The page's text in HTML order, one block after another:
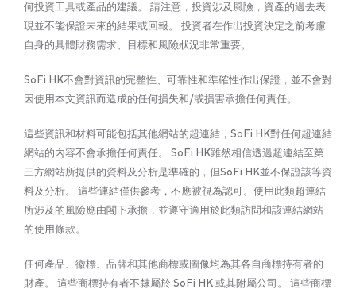
何投資工具或產品的建議。 請注意，投資涉及風險，資產的過去表
現並不能保證未來的結果或回報。 投資者在作出投資決定之前考慮
自身的具體財務需求、目標和風險狀況非常重要。
SoFi HK不會對資訊的完整性、可靠性和準確性作出保證，並不會對
因使用本文資訊而造成的任何損失和/或損害承擔任何責任。
這些資訊和材料可能包括其他網站的超連結，SoFi HK對任何超連結
網站的內容不會承擔任何責任。 SoFi HK雖然相信透過超連結至第
三方網站所提供的資料及分析是準確的，但SoFi HK並不保證該等資
料及分析。 這些連結僅供參考，不應被視為認可。使用此類超連結
所涉及的風險應由閣下承擔，並遵守適用於此類訪問和該連結網站
的使用條款。
任何產品、徽標、品牌和其他商標或圖像均為其各自商標持有者的
財產。 這些商標持有者不隸屬於 SoFi HK 或其附屬公司。 這些商標